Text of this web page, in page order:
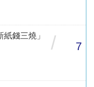
錢三燒」
/ 7